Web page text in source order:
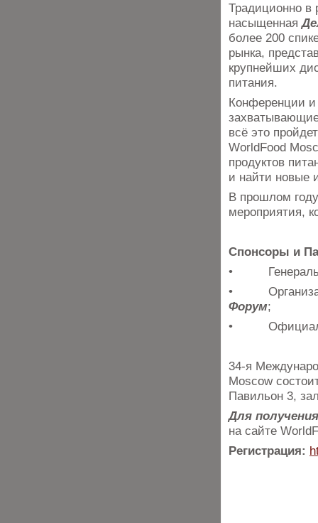
Традиционно в
насыщенная
более 200
рынка,
крупнейших
питания.
Конференции и
всё это
WorldFood
продуктов
и найти новые
В прошлом
мероприятия,
Спонсоры и
•
•
Форум;
•
34-я
Moscow
Павильон 3,
Для
на сайте
Регистрация: